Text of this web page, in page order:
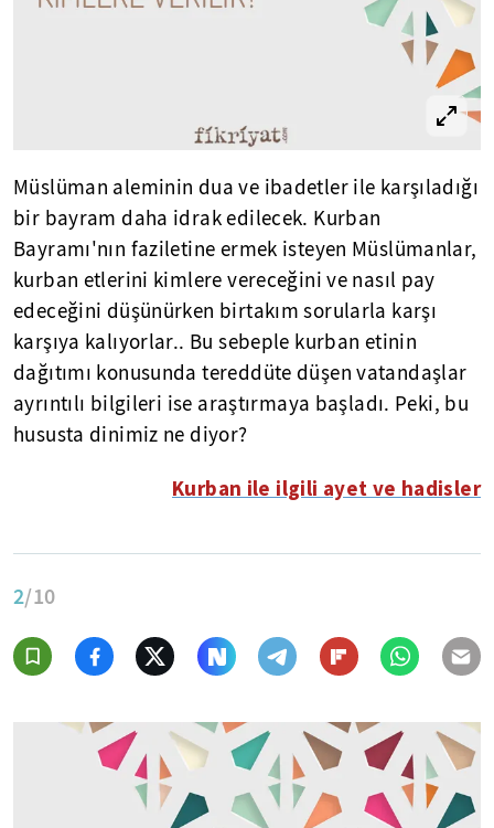
Müslüman aleminin dua ve ibadetler ile karşıladığı
bir bayram daha idrak edilecek. Kurban
Bayramı'nın faziletine ermek isteyen Müslümanlar,
kurban etlerini kimlere vereceğini ve nasıl pay
edeceğini düşünürken birtakım sorularla karşı
karşıya kalıyorlar.. Bu sebeple kurban etinin
dağıtımı konusunda tereddüte düşen vatandaşlar
ayrıntılı bilgileri ise araştırmaya başladı. Peki, bu
hususta dinimiz ne diyor?
Kurban ile ilgili ayet ve hadisler
2/10